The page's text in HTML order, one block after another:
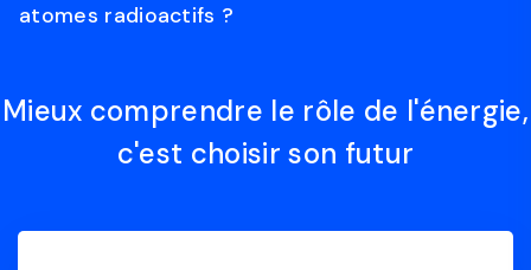
atomes radioactifs ?
Mieux comprendre le rôle de l'énergie,
c'est choisir son futur